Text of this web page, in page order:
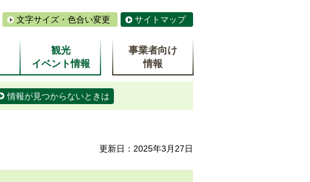
文字サイズ・色合い変更 サイトマップ
観光
イベント情報
事業者向け
情報
情報が見つからないときは
更新日：2025年3月27日